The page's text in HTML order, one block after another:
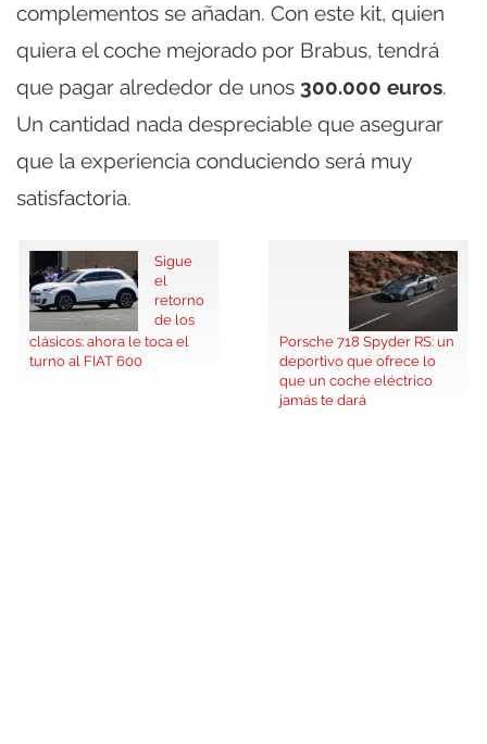
complementos se añadan. Con este kit, quien
quiera el coche mejorado por Brabus, tendrá
que pagar alrededor de unos 300.000 euros.
Un cantidad nada despreciable que asegurar
que la experiencia conduciendo será muy
satisfactoria.
Sigue
el
retorno
de los
clásicos: ahora le toca el
turno al FIAT 600
Porsche 718 Spyder RS: un
deportivo que ofrece lo
que un coche eléctrico
jamás te dará